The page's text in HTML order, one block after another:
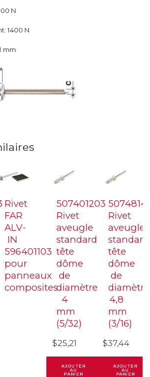
N
1400 N
mm
Rivet
FAR
ALV-
IN
596401103
pour
panneaux
composites
507401203
Rivet
aveugle
standard
tête
dôme
de
diamètre
4
mm
(5/32)
$25,21
AJOUTER
AU
PANIER
Rivet
aveugle
standard
tête
dôme
de
diamètre
4,8
mm
(3/16)
$37,44
AJOUTER
AU
PANIER